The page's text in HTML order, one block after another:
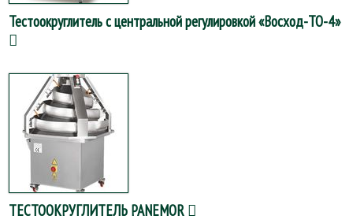
Тестоокруглитель с центральной регулировкой «Восход-ТО-4»
ТЕСТООКРУГЛИТЕЛЬ PANEMOR